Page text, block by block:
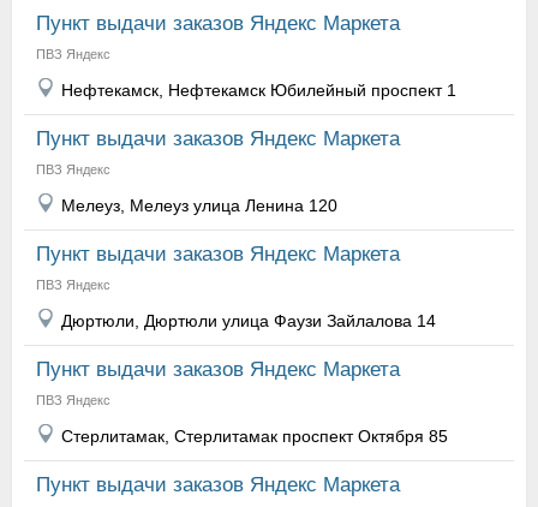
Пункт выдачи заказов Яндекс Маркета
ПВЗ Яндекс
Нефтекамск, Нефтекамск Юбилейный проспект 1
Пункт выдачи заказов Яндекс Маркета
ПВЗ Яндекс
Мелеуз, Мелеуз улица Ленина 120
Пункт выдачи заказов Яндекс Маркета
ПВЗ Яндекс
Дюртюли, Дюртюли улица Фаузи Зайлалова 14
Пункт выдачи заказов Яндекс Маркета
ПВЗ Яндекс
Стерлитамак, Стерлитамак проспект Октября 85
Пункт выдачи заказов Яндекс Маркета